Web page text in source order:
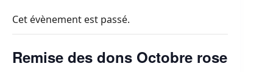
Cet évènement est passé.
Remise des dons Octobre rose